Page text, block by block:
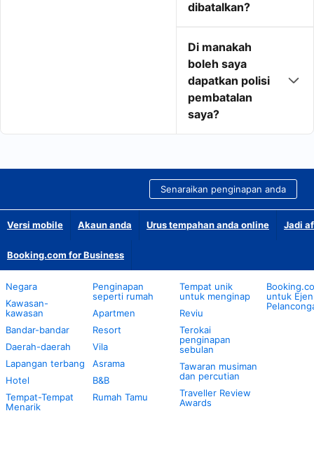
dibatalkan?
Di manakah
boleh saya
dapatkan polisi
pembatalan
saya?
Senaraikan penginapan anda
Versi mobile Akaun anda Urus tempahan anda online Jadi
Booking.com for Business
Negara
Kawasan-
kawasan
Bandar-bandar
Daerah-daerah
Lapangan terbang
Hotel
Tempat-Tempat
Menarik
Penginapan
seperti rumah
Apartmen
Resort
Vila
Asrama
B&B
Rumah Tamu
Tempat unik
untuk menginap
Reviu
Terokai
penginapan
sebulan
Tawaran musiman
dan percutian
Traveller Review
Awards
untuk Ejen